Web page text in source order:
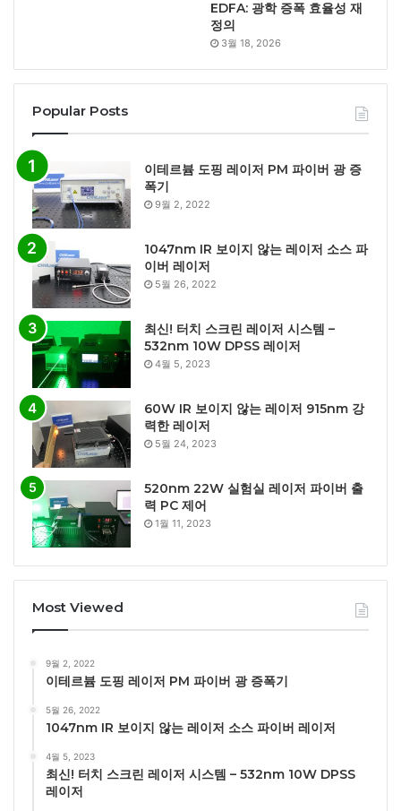
EDFA: 광학 증폭 효율성 재
정의
3월 18, 2026
Popular Posts
이테르븀 도핑 레이저 PM 파이버 광 증
폭기
9월 2, 2022
1047nm IR 보이지 않는 레이저 소스 파
이버 레이저
5월 26, 2022
최신! 터치 스크린 레이저 시스템 –
532nm 10W DPSS 레이저
4월 5, 2023
60W IR 보이지 않는 레이저 915nm 강
력한 레이저
5월 24, 2023
520nm 22W 실험실 레이저 파이버 출
력 PC 제어
1월 11, 2023
Most Viewed
9월 2, 2022
이테르븀 도핑 레이저 PM 파이버 광 증폭기
5월 26, 2022
1047nm IR 보이지 않는 레이저 소스 파이버 레이저
4월 5, 2023
최신! 터치 스크린 레이저 시스템 – 532nm 10W DPSS
레이저